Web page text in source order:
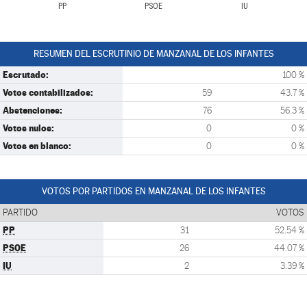
PP PSOE IU
RESUMEN DEL ESCRUTINIO DE MANZANAL DE LOS INFANTES
Escrutado: 100 %
Votos contabilizados: 59 43.7 %
Abstenciones: 76 56.3 %
Votos nulos: 0 0 %
Votos en blanco: 0 0 %
VOTOS POR PARTIDOS EN MANZANAL DE LOS INFANTES
PARTIDO VOTOS
PP 31 52.54 %
PSOE 26 44.07 %
IU 2 3.39 %